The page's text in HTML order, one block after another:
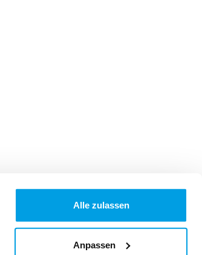
Alle zulassen
Anpassen